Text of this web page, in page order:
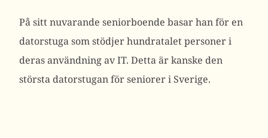
På sitt nuvarande seniorboende basar han för en
datorstuga som stödjer hundratalet personer i
deras användning av IT. Detta är kanske den
största datorstugan för seniorer i Sverige.